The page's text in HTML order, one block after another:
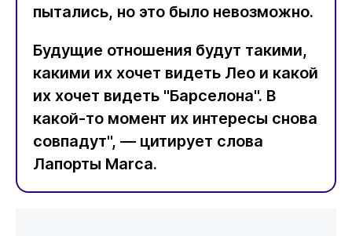
пытались, но это было невозможно.
Будущие отношения будут такими,
какими их хочет видеть Лео и какой
их хочет видеть "Барселона". В
какой-то момент их интересы снова
совпадут", — цитирует слова
Лапорты Marca.